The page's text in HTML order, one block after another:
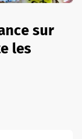
sur
les